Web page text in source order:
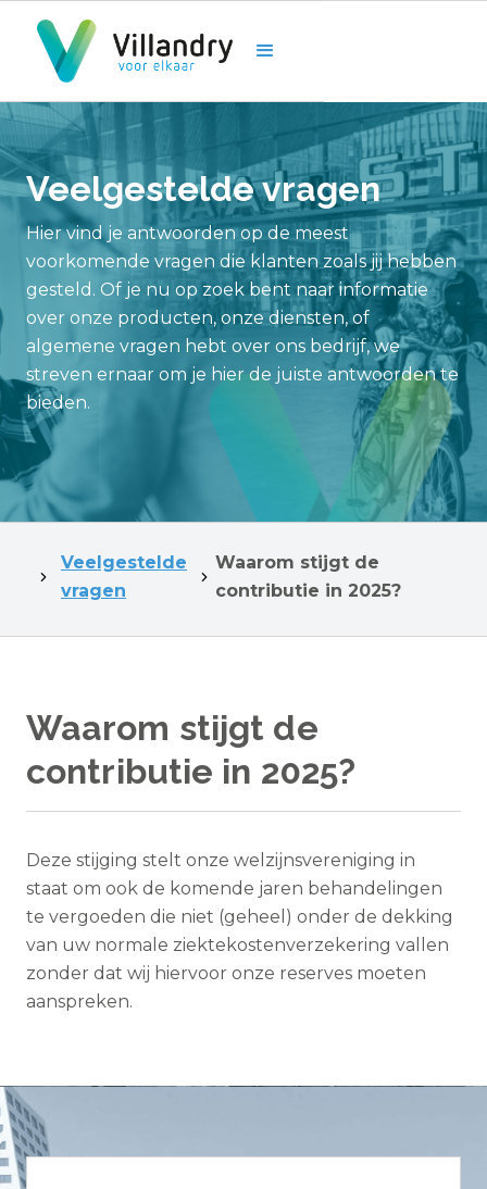
Veelgestelde vragen
Hier vind je antwoorden op de meest
voorkomende vragen die klanten zoals jij hebben
gesteld. Of je nu op zoek bent naar informatie
over onze producten, onze diensten, of
algemene vragen hebt over ons bedrijf, we
streven ernaar om je hier de juiste antwoorden te
bieden.
Veelgestelde
vragen
Waarom stijgt de
contributie in 2025?
Waarom stijgt de
contributie in 2025?
Deze stijging stelt onze welzijnsvereniging in
staat om ook de komende jaren behandelingen
te vergoeden die niet (geheel) onder de dekking
van uw normale ziektekostenverzekering vallen
zonder dat wij hiervoor onze reserves moeten
aanspreken.